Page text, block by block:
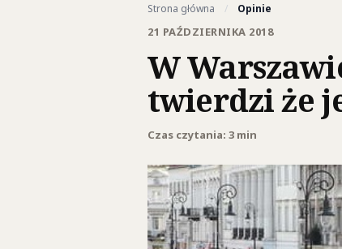
Strona główna / Opinie
21 PAŹDZIERNIKA 2018
W
twierdzi że
Czas czytania: 3 min